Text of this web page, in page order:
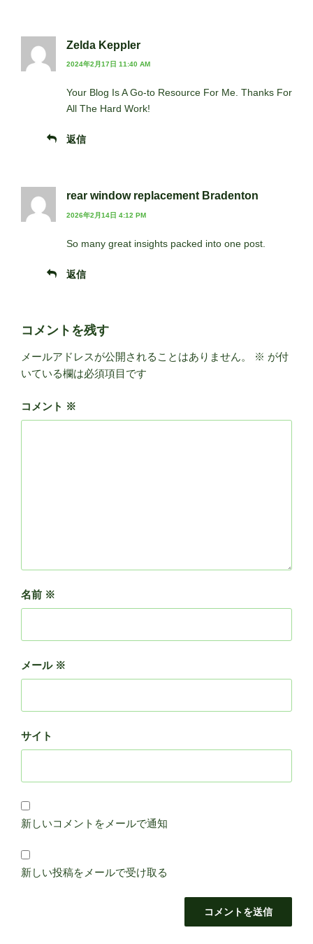
Zelda Keppler
2024年2月17日 11:40 AM
Your Blog Is A Go-to Resource For Me. Thanks For
All The Hard Work!
返信
rear window replacement Bradenton
2026年2月14日 4:12 PM
So many great insights packed into one post.
返信
コメントを残す
メールアドレスが公開されることはありません。 ※ が付
いている欄は必須項目です
コメント ※
名前 ※
メール ※
サイト
新しいコメントをメールで通知
新しい投稿をメールで受け取る